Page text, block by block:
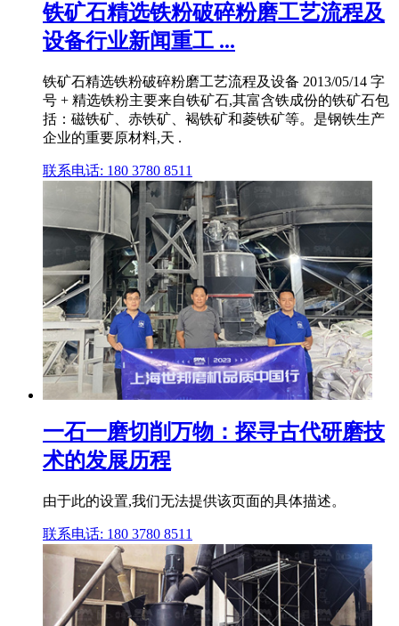
铁矿石精选铁粉破碎粉磨工艺流程及
设备行业新闻重工 ...
铁矿石精选铁粉破碎粉磨工艺流程及设备 2013/05/14 字
号 + 精选铁粉主要来自铁矿石,其富含铁成份的铁矿石包
括：磁铁矿、赤铁矿、褐铁矿和菱铁矿等。是钢铁生产
企业的重要原材料,天 .
联系电话: 180 3780 8511
一石一磨切削万物：探寻古代研磨技
术的发展历程
由于此的设置,我们无法提供该页面的具体描述。
联系电话: 180 3780 8511